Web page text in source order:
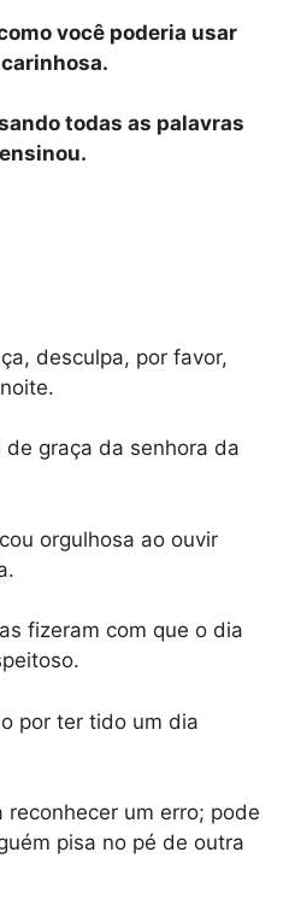
você poderia usar
carinhosa.
todas as palavras
desculpa, por favor,
de graça da senhora da
orgulhosa ao ouvir
fizeram com que o dia
por ter tido um dia
reconhecer um erro; pode
pisa no pé de outra